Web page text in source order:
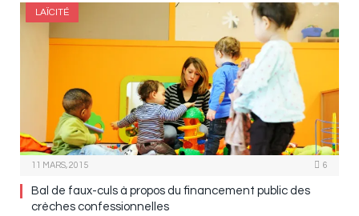
LAÏCITÉ
11 MARS, 2015 6
Bal de faux-culs à propos du financement public des
crèches confessionnelles